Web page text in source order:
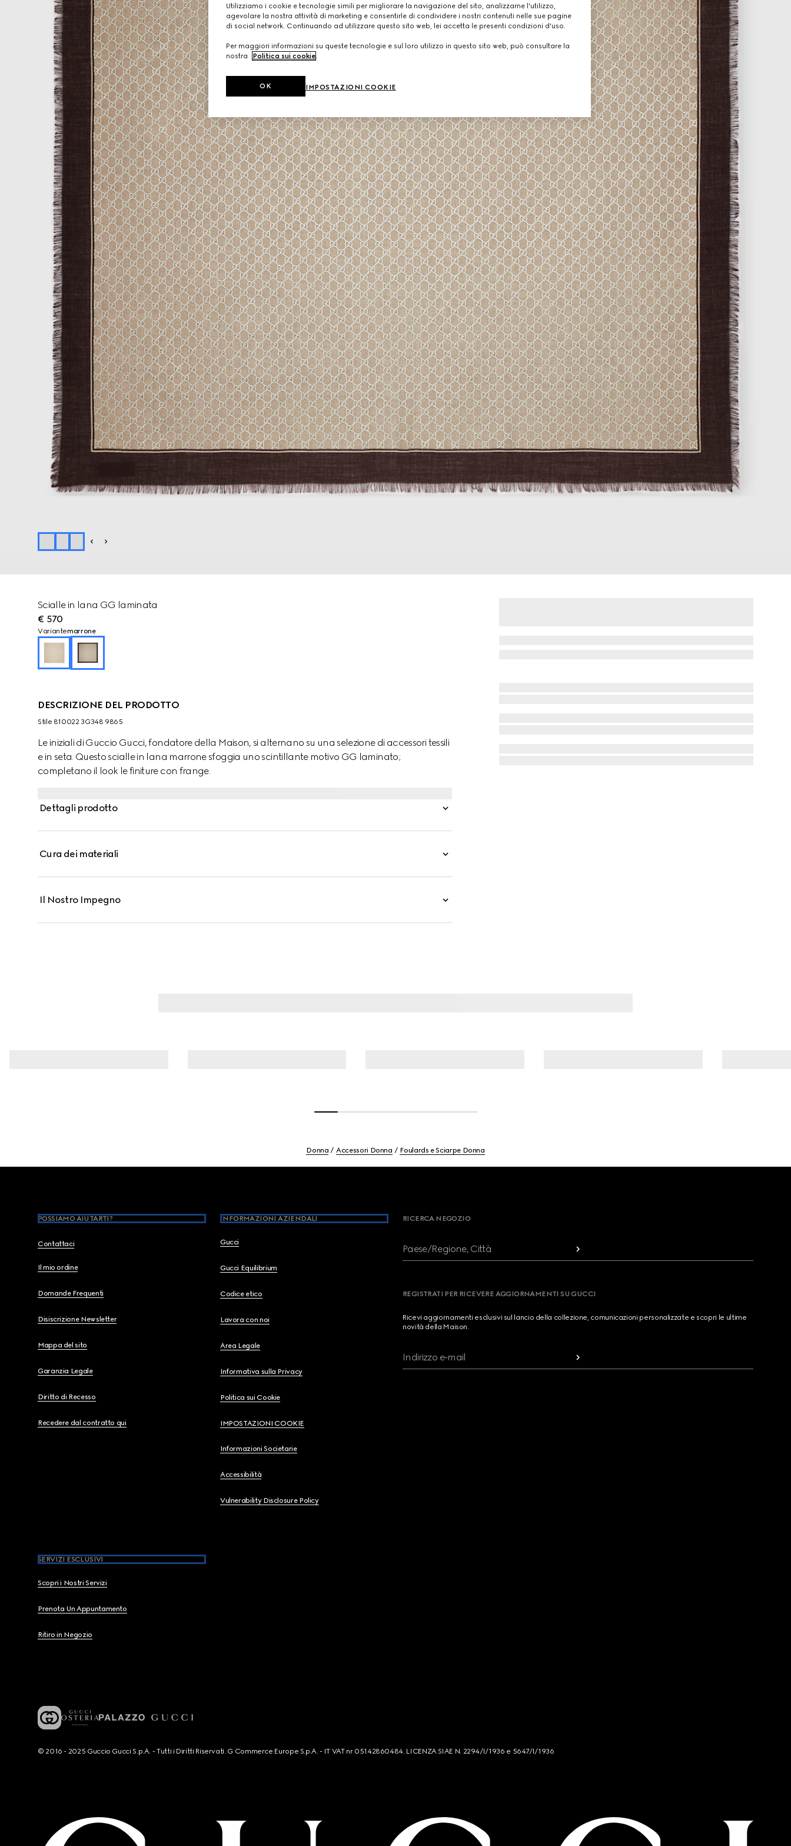
Scialle in lana GG laminata
€ 570
Variantemarrone
DESCRIZIONE DEL PRODOTTO
Stile ‎810022 3G348 9865
Le iniziali di Guccio Gucci, fondatore della Maison, si alternano su una selezione di accessori tessili
e in seta. Questo scialle in lana marrone sfoggia uno scintillante motivo GG laminato;
completano il look le finiture con frange.
Dettagli prodotto
Cura dei materiali
Il Nostro Impegno
Donna Accessori Donna Foulards e Sciarpe Donna
POSSIAMO AIUTARTI?
Contattaci
Il mio ordine
Domande Frequenti
Disiscrizione Newsletter
Mappa del sito
Garanzia Legale
Diritto di Recesso
Recedere dal contratto qui
INFORMAZIONI AZIENDALI
Gucci
Gucci Equilibrium
Codice etico
Lavora con noi
Area Legale
Informativa sulla Privacy
Politica sui Cookie
IMPOSTAZIONI COOKIE
Informazioni Societarie
Accessibilità
Vulnerability Disclosure Policy
SERVIZI ESCLUSIVI
Scopri i Nostri Servizi
Prenota Un Appuntamento
Ritiro in Negozio
RICERCA NEGOZIO
Paese/Regione, Città
REGISTRATI PER RICEVERE AGGIORNAMENTI SU GUCCI
Ricevi aggiornamenti esclusivi sul lancio della collezione, comunicazioni personalizzate e scopri le ultime
novità della Maison.
Indirizzo e-mail
© 2016 - 2025 Guccio Gucci S.p.A. - Tutti i Diritti Riservati. G Commerce Europe S.p.A. - IT VAT nr 05142860484. LICENZA SIAE N. 2294/I/1936 e 5647/I/1936
Utilizziamo i cookie e tecnologie simili per migliorare la navigazione del sito, analizzarne l'utilizzo,
agevolare la nostra attività di marketing e consentirle di condividere i nostri contenuti nelle sue pagine
di social network. Continuando ad utilizzare questo sito web, lei accetta le presenti condizioni d'uso.
Per maggiori informazioni su queste tecnologie e sul loro utilizzo in questo sito web, può consultare la
nostra
Politica sui cookie.
IMPOSTAZIONI COOKIE
OK